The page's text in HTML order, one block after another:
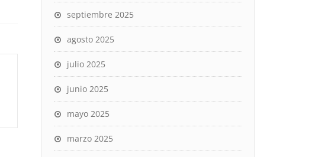
septiembre 2025
agosto 2025
julio 2025
junio 2025
mayo 2025
marzo 2025